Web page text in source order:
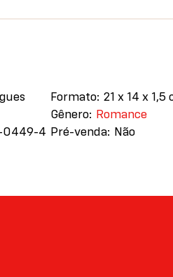
anteriormente no Brasil no
em 2019, com
0449-4
Formato 21 x 14 x 1,5
Gênero Romance
Pré-venda Não